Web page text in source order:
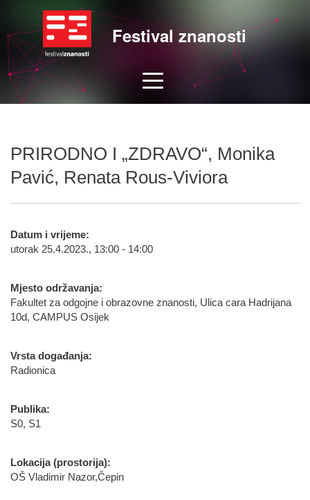
Festival znanosti
PRIRODNO I „ZDRAVO“, Monika
Pavić, Renata Rous-Viviora
Datum i vrijeme:
utorak 25.4.2023., 13:00 - 14:00
Mjesto održavanja:
Fakultet za odgojne i obrazovne znanosti, Ulica cara Hadrijana
10d, CAMPUS Osijek
Vrsta događanja:
Radionica
Publika:
S0, S1
Lokacija (prostorija):
OŠ Vladimir Nazor,Čepin